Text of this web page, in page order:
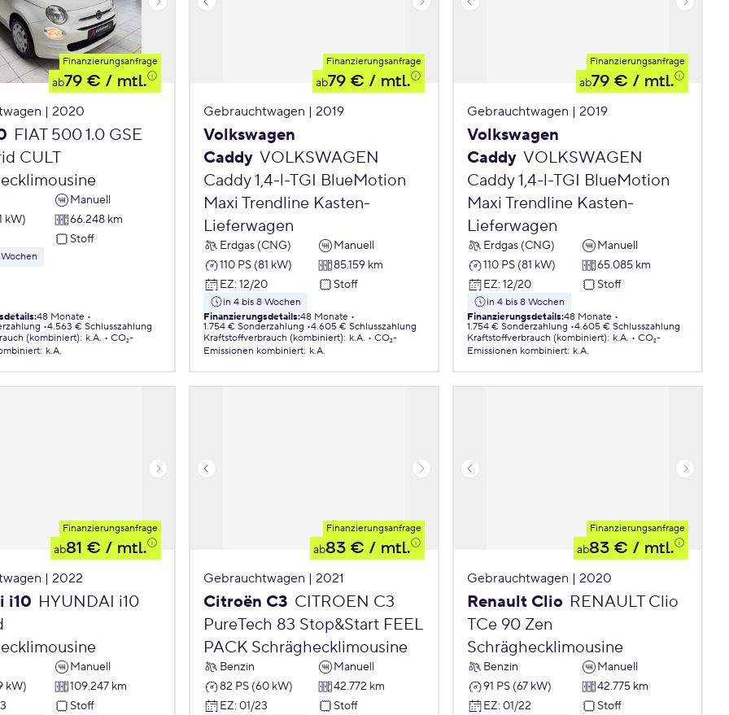
Finanzierungsanfrage
ab79 € / mtl.
| 2020
FIAT 500 1.0 GSE
CULT
Manuell
kW)
66.248 km
Stoff
:48 Monate
4.563 € Schlusszahlung
(kombiniert): k.A.
CO₂-
: k.A.
Finanzierungsanfrage
ab79 € / mtl.
Gebrauchtwagen | 2019
Volkswagen
Caddy VOLKSWAGEN
Caddy 1,4-l-TGI BlueMotion
Maxi Trendline Kasten-
Lieferwagen
Erdgas (CNG)
Manuell
110 PS (81 kW)
85.159 km
EZ: 12/20 Stoff
in 4 bis 8 Wochen
Finanzierungsdetails:48 Monate
1.754 € Sonderzahlung 4.605 € Schlusszahlung
Kraftstoffverbrauch (kombiniert): k.A.
CO₂-
Emissionen kombiniert: k.A.
Finanzierungsanfrage
ab79 € / mtl.
Gebrauchtwagen | 2019
Volkswagen
Caddy VOLKSWAGEN
Caddy 1,4-l-TGI BlueMotion
Maxi Trendline Kasten-
Lieferwagen
Erdgas (CNG)
Manuell
110 PS (81 kW)
65.085 km
EZ: 12/20 Stoff
in 4 bis 8 Wochen
Finanzierungsdetails:48 Monate
1.754 € Sonderzahlung 4.605 € Schlusszahlung
Kraftstoffverbrauch (kombiniert): k.A.
CO₂-
Emissionen kombiniert: k.A.
Finanzierungsanfrage
ab81 € / mtl.
| 2022
i10 HYUNDAI i10
Manuell
kW)
109.247 km
Stoff
Finanzierungsanfrage
ab83 € / mtl.
Gebrauchtwagen | 2021
Citroën C3 CITROEN C3
PureTech 83 Stop&Start FEEL
PACK Schräghecklimousine
Benzin
Manuell
82 PS (60 kW)
42.772 km
EZ: 01/23 Stoff
Finanzierungsanfrage
ab83 € / mtl.
Gebrauchtwagen | 2020
Renault Clio RENAULT Clio
TCe 90 Zen
Schräghecklimousine
Benzin
Manuell
91 PS (67 kW)
42.775 km
EZ: 01/22 Stoff